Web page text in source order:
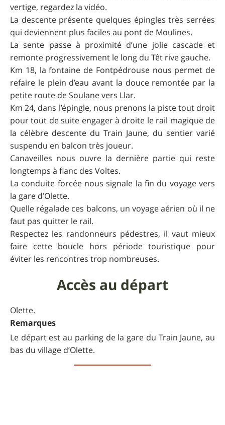
vertige, regardez la vidéo.
La descente présente quelques épingles très serrées
qui deviennent plus faciles au pont de Moulines.
La sente passe à proximité d’une jolie cascade et
remonte progressivement le long du Têt rive gauche.
Km 18, la fontaine de Fontpédrouse nous permet de
refaire le plein d’eau avant la douce remontée par la
petite route de Soulane vers Llar.
Km 24, dans l’épingle, nous prenons la piste tout droit
pour tout de suite engager à droite le rail magique de
la célèbre descente du Train Jaune, du sentier varié
suspendu en balcon très joueur.
Canaveilles nous ouvre la dernière partie qui reste
longtemps à flanc des Voltes.
La conduite forcée nous signale la fin du voyage vers
la gare d’Olette.
Quelle régalade ces balcons, un voyage aérien où il ne
faut pas quitter le rail.
Respectez les randonneurs pédestres, il vaut mieux
faire cette boucle hors période touristique pour
éviter les rencontres trop nombreuses.
Accès au départ
Olette.
Remarques
Le départ est au parking de la gare du Train Jaune, au
bas du village d’Olette.